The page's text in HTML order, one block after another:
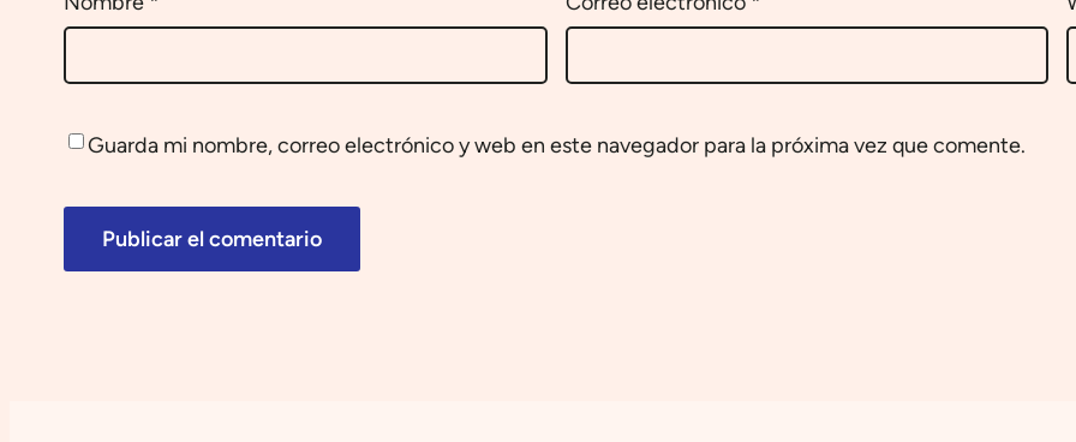
Guarda mi nombre, correo electrónico y web en este navegador para la próxima vez que comente.